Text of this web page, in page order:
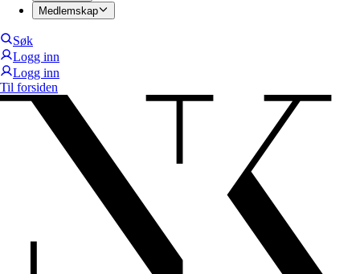
Medlemskap
Søk
Logg inn
Logg inn
Til forsiden